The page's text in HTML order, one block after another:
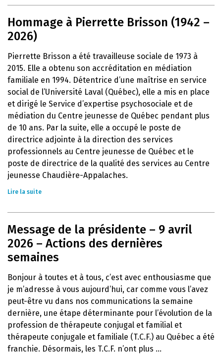
Hommage à Pierrette Brisson (1942 –
2026)
Pierrette Brisson a été travailleuse sociale de 1973 à
2015. Elle a obtenu son accréditation en médiation
familiale en 1994. Détentrice d’une maîtrise en service
social de l’Université Laval (Québec), elle a mis en place
et dirigé le Service d’expertise psychosociale et de
médiation du Centre jeunesse de Québec pendant plus
de 10 ans. Par la suite, elle a occupé le poste de
directrice adjointe à la direction des services
professionnels au Centre jeunesse de Québec et le
poste de directrice de la qualité des services au Centre
jeunesse Chaudière-Appalaches.
Lire la suite
Message de la présidente – 9 avril
2026 – Actions des dernières
semaines
Bonjour à toutes et à tous, c’est avec enthousiasme que
je m’adresse à vous aujourd’hui, car comme vous l’avez
peut-être vu dans nos communications la semaine
dernière, une étape déterminante pour l’évolution de la
profession de thérapeute conjugal et familial et
thérapeute conjugale et familiale (T.C.F.) au Québec a été
franchie. Désormais, les T.C.F. n’ont plus ...